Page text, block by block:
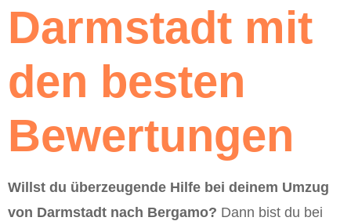
Darmstadt mit
den besten
Bewertungen
Willst du überzeugende Hilfe bei deinem Umzug
von Darmstadt nach Bergamo? Dann bist du bei